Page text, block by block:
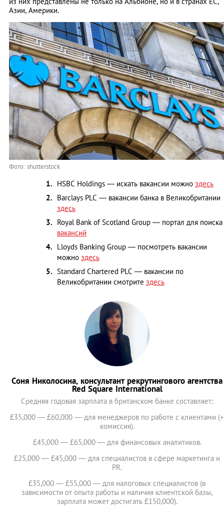
Азии, Америки.
Фото: shutterstock
HSBC Holdings — искать вакансии можно здесь
Barclays PLC — вакансии банка в Великобритании
здесь
Royal Bank of Scotland Group — портал для поиска
вакансий
Lloyds Banking Group — посмотреть вакансии
можно здесь
Standard Chartered PLC — вакансии по
Великобритании смотрите здесь
Соня Николосина, консультант рекрутингового агентства
Red Square International
Средняя годовая зарплата в британском банке составляет:
£35,000 — £60,000 — для менеджеров по работе с клиентами (+
комиссия).
£45,000 — £65,000 — для финансовых аналитиков.
£25,000 — £45,000 — для специалистов в сфере маркетинга и
PR.
£35,000 — £55,000 — для налоговых специалистов (в
зависимости от опыта работы и наличия клиентской базы,
зарплата может достигать £150,000).